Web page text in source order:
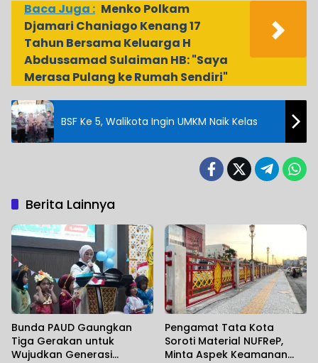
Baca Juga : Menko Polkam
Djamari Chaniago Kenang 17
Tahun Bersama Keluarga H
Abdussamad Sulaiman HB: "Saya
Merasa Pulang ke Rumah Sendiri"
BSF Ke 5, Walikota Ingin UMKM Naik Kelas
Berita Lainnya
Bunda PAUD Gaungkan
Tiga Gerakan untuk
Wujudkan Generasi
Pengamat Tata Kota
Soroti Material NUFReP,
Minta Aspek Keamanan